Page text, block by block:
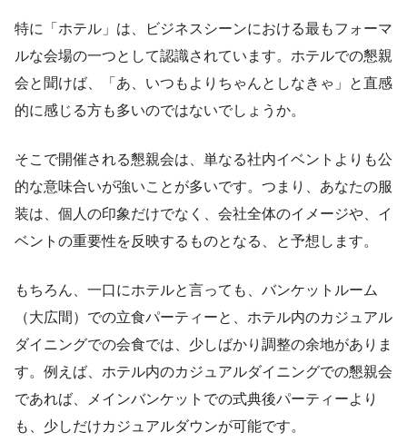
特に「ホテル」は、ビジネスシーンにおける最もフォーマ
ルな会場の一つとして認識されています。ホテルでの懇親
会と聞けば、「あ、いつもよりちゃんとしなきゃ」と直感
的に感じる方も多いのではないでしょうか。
そこで開催される懇親会は、単なる社内イベントよりも公
的な意味合いが強いことが多いです。つまり、あなたの服
装は、個人の印象だけでなく、会社全体のイメージや、イ
ベントの重要性を反映するものとなる、と予想します。
もちろん、一口にホテルと言っても、バンケットルーム
（大広間）での立食パーティーと、ホテル内のカジュアル
ダイニングでの会食では、少しばかり調整の余地がありま
す。例えば、ホテル内のカジュアルダイニングでの懇親会
であれば、メインバンケットでの式典後パーティーより
も、少しだけカジュアルダウンが可能です。